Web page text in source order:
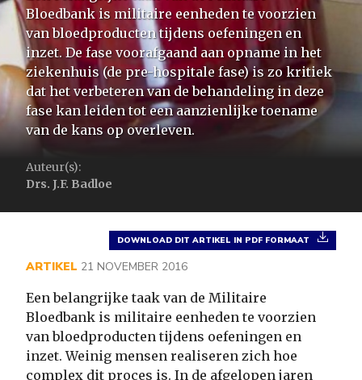
Bloedbank is militaire eenheden te voorzien
van bloedproducten tijdens oefeningen en
inzet. De fase voorafgaand aan opname in het
ziekenhuis (de pre-hospitale fase) is zo kritiek
dat het verbeteren van de behandeling in deze
fase kan leiden tot een aanzienlijke toename
van de kans op overleven.
Auteur(s):
Drs. J.F. Badloe
DOWNLOAD DIT ARTIKEL IN PDF FORMAAT
ARTIKEL 21 NOVEMBER 2016
Een belangrijke taak van de Militaire
Bloedbank is militaire eenheden te voorzien
van bloedproducten tijdens oefeningen en
inzet. Weinig mensen realiseren zich hoe
complex dit proces is. In de afgelopen jaren